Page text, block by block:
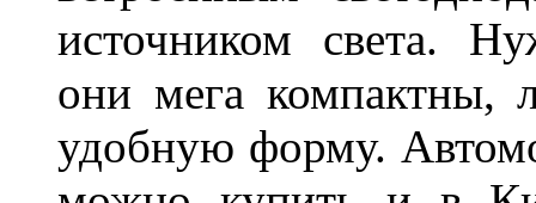
источником света.
они мега компактны,
удобную форму.